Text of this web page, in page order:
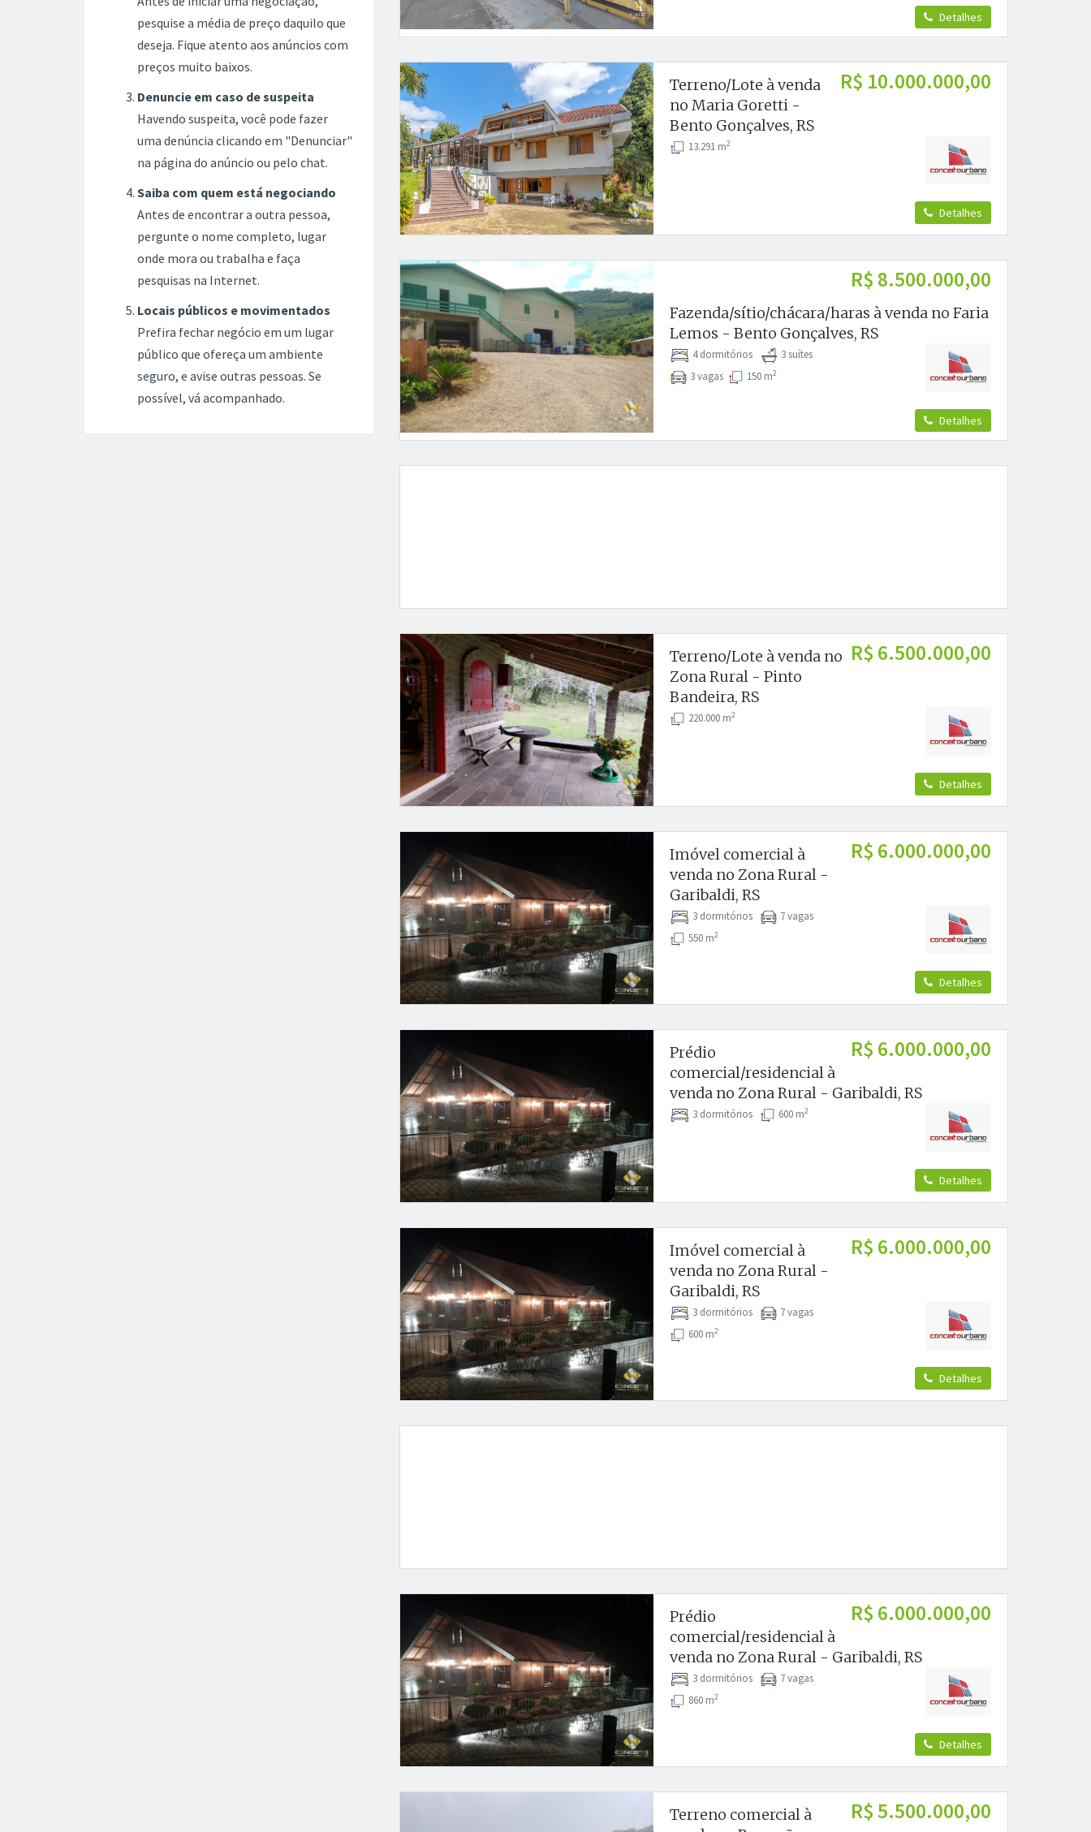
Detalhes
R$ 10.000.000,00
Terreno/Lote à venda
no Maria Goretti -
Bento Gonçalves, RS
13.291 m2
Detalhes
R$ 8.500.000,00
Fazenda/sítio/chácara/haras à venda no Faria
Lemos - Bento Gonçalves, RS
4 dormitórios
3 suítes
3 vagas
150 m2
Detalhes
R$ 6.500.000,00
Terreno/Lote à venda no
Zona Rural - Pinto
Bandeira, RS
220.000 m2
Detalhes
R$ 6.000.000,00
Imóvel comercial à
venda no Zona Rural -
Garibaldi, RS
3 dormitórios
7 vagas
550 m2
Detalhes
R$ 6.000.000,00
Prédio
comercial/residencial à
venda no Zona Rural - Garibaldi, RS
3 dormitórios 600 m2
Detalhes
R$ 6.000.000,00
Imóvel comercial à
venda no Zona Rural -
Garibaldi, RS
3 dormitórios
7 vagas
600 m2
Detalhes
R$ 6.000.000,00
Prédio
comercial/residencial à
venda no Zona Rural - Garibaldi, RS
3 dormitórios
7 vagas
860 m2
Detalhes
R$ 5.500.000,00
Terreno comercial à
pesquise a média de preço daquilo que
deseja. Fique atento aos anúncios com
preços muito baixos.
Denuncie em caso de suspeita
Havendo suspeita, você pode fazer
uma denúncia clicando em "Denunciar"
na página do anúncio ou pelo chat.
Saiba com quem está negociando
Antes de encontrar a outra pessoa,
pergunte o nome completo, lugar
onde mora ou trabalha e faça
pesquisas na Internet.
Locais públicos e movimentados
Prefira fechar negócio em um lugar
público que ofereça um ambiente
seguro, e avise outras pessoas. Se
possível, vá acompanhado.